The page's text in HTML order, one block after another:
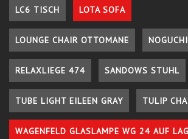
LC6 TISCH LOTA SOFA
LOUNGE CHAIR OTTOMANE
RELAXLIEGE 474 SANDOWS STUHL
TUBE LIGHT EILEEN GRAY TULIP
WAGENFELD GLASLAMPE WG 24 AUF